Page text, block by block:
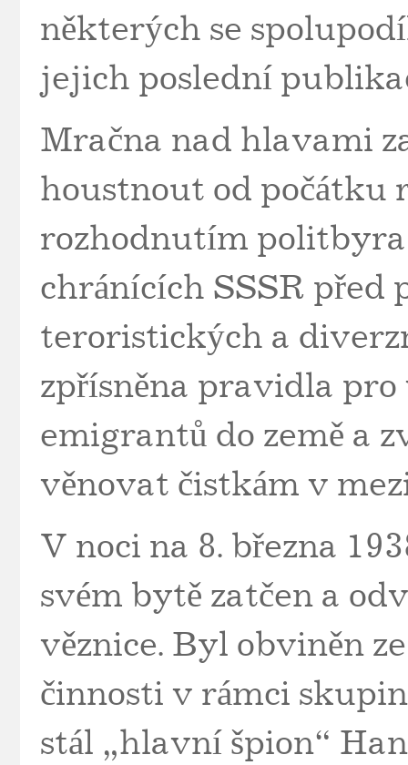
některých se
jejich poslední
Mračna nad hlavami
houstnout od počátku
rozhodnutím
chránících SSSR před
teroristických a
zpřísněna pravidla
emigrantů do země a
věnovat čistkám v
V noci na 8. března
svém bytě zatčen a
věznice. Byl obviněn
činnosti v rámci
stál „hlavní špion“